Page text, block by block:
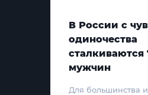
В России с
одиночества
сталкиваются
мужчин
Для большинства